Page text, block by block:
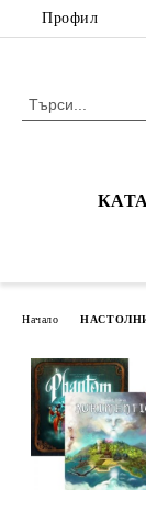
Профил
Начало